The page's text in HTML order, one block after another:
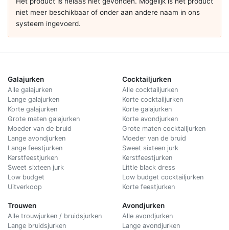
niet meer beschikbaar of onder aan andere naam in ons
systeem ingevoerd.
Galajurken
Alle galajurken
Lange galajurken
Korte galajurken
Grote maten galajurken
Moeder van de bruid
Lange avondjurken
Lange feestjurken
Kerstfeestjurken
Sweet sixteen jurk
Low budget
Uitverkoop
Trouwen
Alle trouwjurken / bruidsjurken
Lange bruidsjurken
Cocktailjurken
Alle cocktailjurken
Korte cocktailjurken
Korte galajurken
Korte avondjurken
Grote maten cocktailjurken
Moeder van de bruid
Sweet sixteen jurk
Kerstfeestjurken
Little black dress
Low budget cocktailjurken
Korte feestjurken
Avondjurken
Alle avondjurken
Lange avondjurken